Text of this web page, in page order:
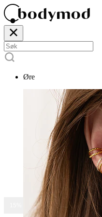
Øre
15% RABATT PÅ ALLE SMYKKER